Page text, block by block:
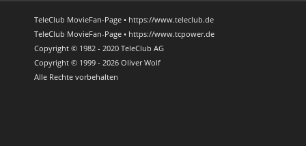
TeleClub MovieFan-Page • https://www.teleclub.de
TeleClub MovieFan-Page • https://www.tcpower.de
Copyright © 1982 - 2020 TeleClub AG
Copyright © 1999 - 2026 Oliver Wolf
Alle Rechte vorbehalten